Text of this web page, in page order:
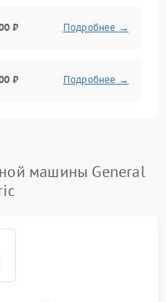
₽ Подробнее →
₽ Подробнее →
Подробнее →
машины General